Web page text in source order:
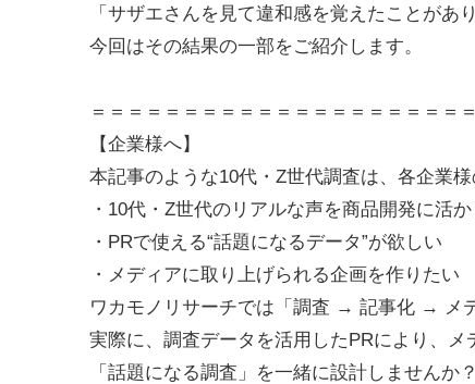
「サザエさんを見て違和感を覚えたことがあ
今回はその結果の一部をご紹介します。
＝＝＝＝＝＝＝＝＝＝＝＝＝＝＝＝＝＝＝＝
【企業様へ】
本記事のような10代・Z世代調査は、各企業
・10代・Z世代のリアルな声を商品開発に活
・PRで使える“話題になるデータ”が欲しい
・メディアに取り上げられる企画を作りたい
ワカモノリサーチでは「調査 → 記事化 → メ
実際に、調査データを活用したPRにより、メ
「話題になる調査」を一緒に設計しませんか？